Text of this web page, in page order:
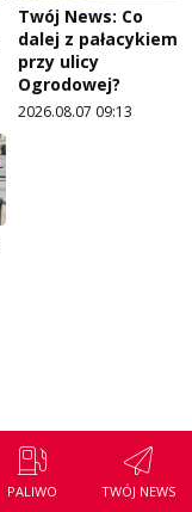
PALIWO TWÓJ NEWS
Twój News: Co
dalej z pałacykiem
przy ulicy
Ogrodowej?
2026.08.07 09:13